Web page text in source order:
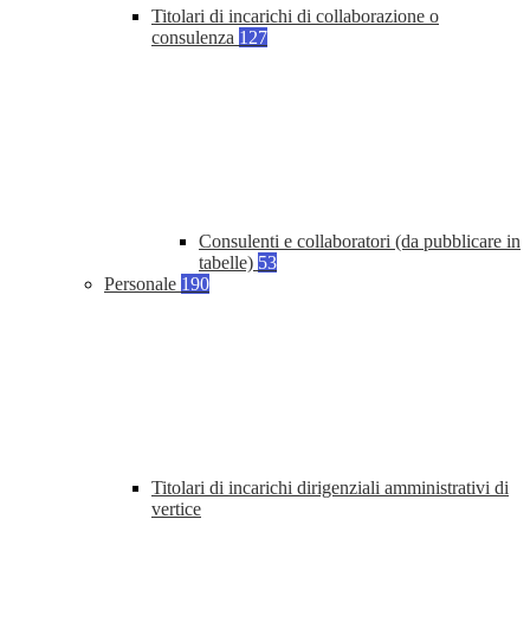
Titolari di incarichi di collaborazione o
consulenza 127
Consulenti e collaboratori (da pubblicare in
tabelle) 53
Personale 190
Titolari di incarichi dirigenziali amministrativi di
vertice